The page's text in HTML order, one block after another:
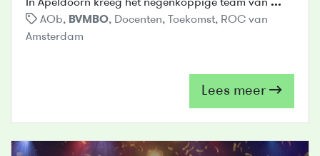
In Apeldoorn kreeg het negenkoppige team van ...
AOb, BVMBO, Docenten, Toekomst, ROC van
Amsterdam
Lees meer